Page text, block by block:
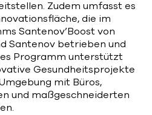
Zudem umfasst es
die im
Santenov’Boost von
Santenov betrieben und
Programm unterstützt
Gesundheitsprojekte
mit Büros,
und maßgeschneiderten